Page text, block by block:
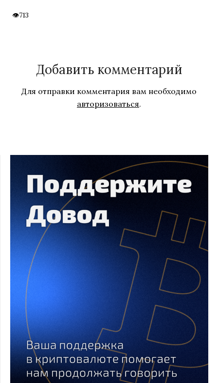
713
Добавить комментарий
Для отправки комментария вам необходимо
авторизоваться.